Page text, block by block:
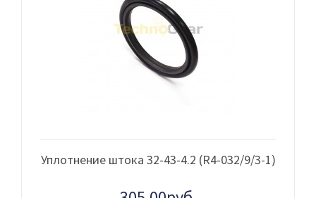
Уплотнение штока 32-43-4.2 (R4-032/9/3-1)